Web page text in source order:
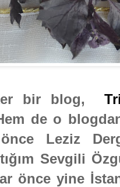
bir blog,
Hem de o
Leziz
Sevgili
önce yine